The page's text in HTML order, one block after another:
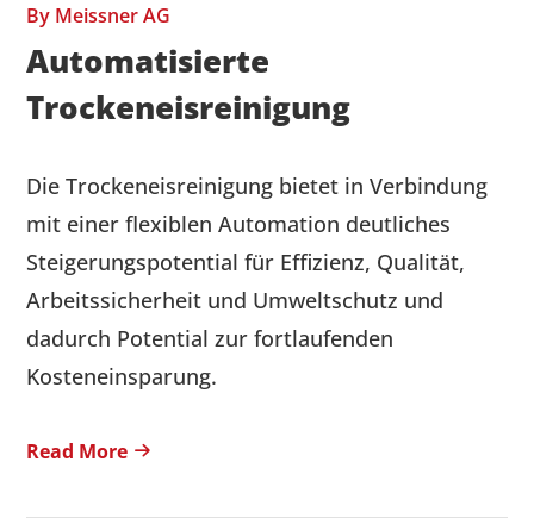
By Meissner AG
Automatisierte
Trockeneisreinigung
Die Trockeneisreinigung bietet in Verbindung
mit einer flexiblen Automation deutliches
Steigerungspotential für Effizienz, Qualität,
Arbeitssicherheit und Umweltschutz und
dadurch Potential zur fortlaufenden
Kosteneinsparung.
Read More